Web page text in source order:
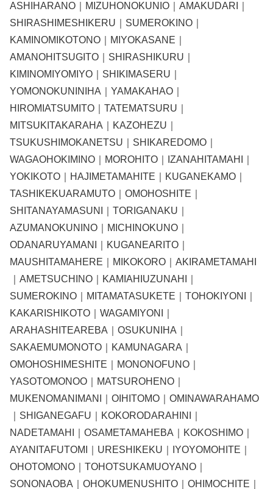
ASHIHARANO｜MIZUHONOKUNIO｜AMAKUDARI｜
SHIRASHIMESHIKERU｜SUMEROKINO｜
KAMINOMIKOTONO｜MIYOKASANE｜
AMANOHITSUGITO｜SHIRASHIKURU｜
KIMINOMIYOMIYO｜SHIKIMASERU｜
YOMONOKUNINIHA｜YAMAKAHAO｜
HIROMIATSUMITO｜TATEMATSURU｜
MITSUKITAKARAHA｜KAZOHEZU｜
TSUKUSHIMOKANETSU｜SHIKAREDOMO｜
WAGAOHOKIMINO｜MOROHITO｜IZANAHITAMAHI｜
YOKIKOTO｜HAJIMETAMAHITE｜KUGANEKAMO｜
TASHIKEKUARAMUTO｜OMOHOSHITE｜
SHITANAYAMASUNI｜TORIGANAKU｜
AZUMANOKUNINO｜MICHINOKUNO｜
ODANARUYAMANI｜KUGANEARITO｜
MAUSHITAMAHERE｜MIKOKORO｜AKIRAMETAMAHI
｜AMETSUCHINO｜KAMIAHIUZUNAHI｜
SUMEROKINO｜MITAMATASUKETE｜TOHOKIYONI｜
KAKARISHIKOTO｜WAGAMIYONI｜
ARAHASHITEAREBA｜OSUKUNIHA｜
SAKAEMUMONOTO｜KAMUNAGARA｜
OMOHOSHIMESHITE｜MONONOFUNO｜
YASOTOMONOO｜MATSUROHENO｜
MUKENOMANIMANI｜OIHITOMO｜OMINAWARAHAMO
｜SHIGANEGAFU｜KOKORODARAHINI｜
NADETAMAHI｜OSAMETAMAHEBA｜KOKOSHIMO｜
AYANITAFUTOMI｜URESHIKEKU｜IYOYOMOHITE｜
OHOTOMONO｜TOHOTSUKAMUOYANO｜
SONONAOBA｜OHOKUMENUSHITO｜OHIMOCHITE｜